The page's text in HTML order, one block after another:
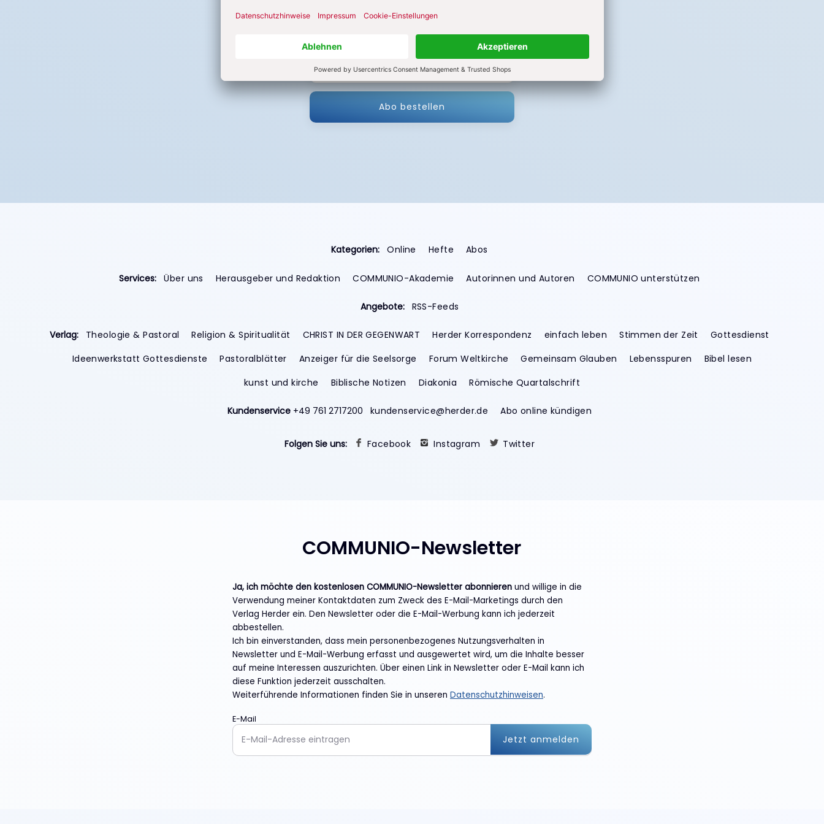
Alle Hefte
Abo bestellen
Kategorien: Online Hefte Abos
Services: Über uns Herausgeber und Redaktion COMMUNIO-Akademie Autorinnen und Autoren COMMUNIO unterstützen
Angebote: RSS-Feeds
Verlag: Theologie & Pastoral Religion & Spiritualität CHRIST IN DER GEGENWART Herder Korrespondenz einfach leben Stimmen der Zeit
Gottesdienst
Ideenwerkstatt Gottesdienste
Pastoralblätter Anzeiger für die Seelsorge Forum Weltkirche Gemeinsam Glauben Lebensspuren
Bibel lesen
kunst und kirche
Biblische Notizen Diakonia Römische Quartalschrift
Kundenservice +49 761 2717200 kundenservice@herder.de Abo online kündigen
Folgen Sie uns: Facebook Instagram Twitter
COMMUNIO-Newsletter
Ja, ich möchte den kostenlosen COMMUNIO-Newsletter abonnieren und willige in die
Verwendung meiner Kontaktdaten zum Zweck des E-Mail-Marketings durch den
Verlag Herder ein. Den Newsletter oder die E-Mail-Werbung kann ich jederzeit
abbestellen.
Ich bin einverstanden, dass mein personenbezogenes Nutzungsverhalten in
Newsletter und E-Mail-Werbung erfasst und ausgewertet wird, um die Inhalte besser
auf meine Interessen auszurichten. Über einen Link in Newsletter oder E-Mail kann ich
diese Funktion jederzeit ausschalten.
Weiterführende Informationen finden Sie in unserenDatenschutzhinweisen.
E-Mail
Jetzt anmelden